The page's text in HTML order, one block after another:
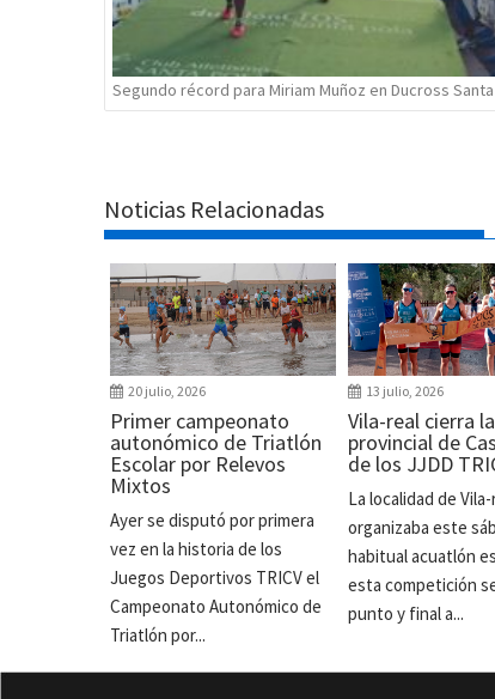
Segundo récord para Miriam Muñoz en Ducross
Noticias Relacionadas
20 julio, 2026
Primer campeonato
autonómico de Triatlón
Escolar por Relevos
Mixtos
Ayer se disputó por primera
vez en la historia de los
Juegos Deportivos TRICV el
Campeonato Autonómico de
Triatlón por...
13 julio, 2026
Vila-real cierra
provincial de
de los JJDD
La localidad de
organizaba este
habitual acuatlón
esta competición
punto y final a...